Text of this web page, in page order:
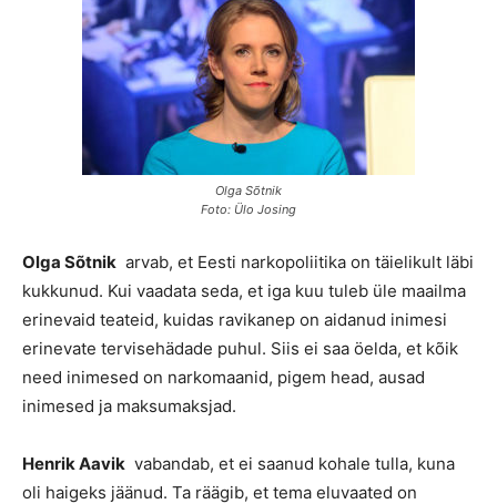
Olga Sõtnik
Foto: Ülo Josing
Olga Sõtnik arvab, et Eesti narkopoliitika on täielikult läbi
kukkunud. Kui vaadata seda, et iga kuu tuleb üle maailma
erinevaid teateid, kuidas ravikanep on aidanud inimesi
erinevate tervisehädade puhul. Siis ei saa öelda, et kõik
need inimesed on narkomaanid, pigem head, ausad
inimesed ja maksumaksjad.
Henrik Aavik vabandab, et ei saanud kohale tulla, kuna
oli haigeks jäänud. Ta räägib, et tema eluvaated on